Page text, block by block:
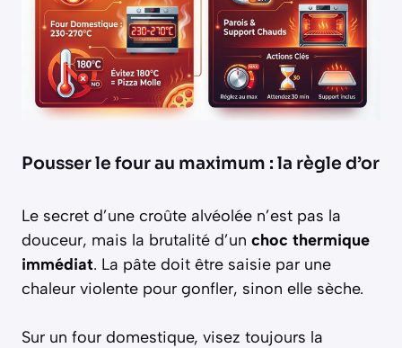
Pousser le four au maximum : la règle d’or
Le secret d’une croûte alvéolée n’est pas la
douceur, mais la brutalité d’un choc thermique
immédiat. La pâte doit être saisie par une
chaleur violente pour gonfler, sinon elle sèche.
Sur un four domestique, visez toujours la